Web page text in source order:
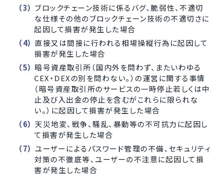
ブロックチェーン技術に係るバグ、脆弱性、不適切
な仕様その他のブロックチェーン技術の不適切さに
起因して損害が発生した場合
直接又は間接に行われる相場操縦行為に起因して
損害が発生した場合
暗号資産取引所（国内外を問わず、またいわゆる
CEX・DEXの別を問わない。）の運営に関する事情
（暗号資産取引所のサービスの一時停止若しくは中
止及び入出金の停止を含むがこれらに限られな
い。）に起因して損害が発生した場合
天災地変、戦争、騒乱、暴動等の不可抗力に起因し
て損害が発生した場合
ユーザーによるパスワード管理の不備、セキュリティ
対策の不徹底等、ユーザーの不注意に起因して損
害が発生した場合